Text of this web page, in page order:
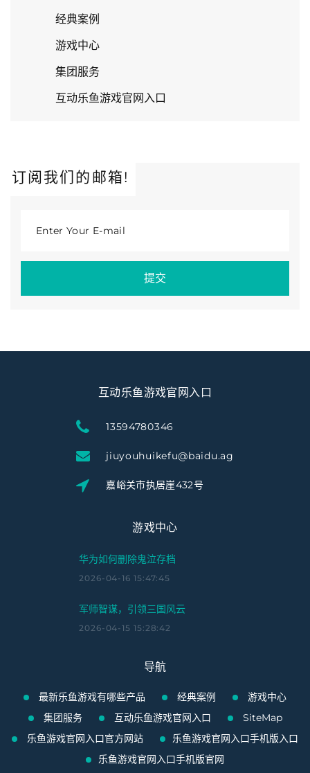
经典案例
游戏中心
集团服务
互动乐鱼游戏官网入口
订阅我们的邮箱!
Enter Your E-mail
提交
互动乐鱼游戏官网入口
13594780346
jiuyouhuikefu@baidu.ag
嘉峪关市执居崖432号
游戏中心
华为如何删除鬼泣存档
2026-04-16 15:47:45
军师智谋，引领三国风云
2026-04-15 15:28:42
导航
最新乐鱼游戏有哪些产品 经典案例
游戏中心
集团服务
互动乐鱼游戏官网入口
SiteMap
乐鱼游戏官网入口官方网站
乐鱼游戏官网入口手机版入口
乐鱼游戏官网入口手机版官网